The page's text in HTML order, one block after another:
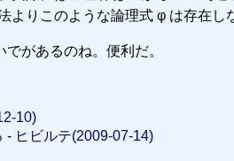
りこのような論理式 φ は存在し
があるのね。便利だ。
10)
- ヒビルテ(2009-07-14)